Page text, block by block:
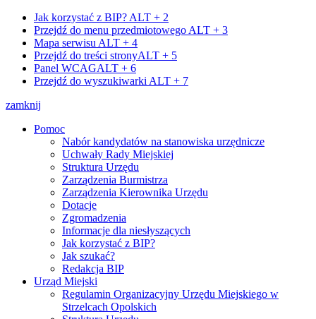
Jak korzystać z BIP? ALT + 2
Przejdź do menu przedmiotowego ALT + 3
Mapa serwisu ALT + 4
Przejdź do treści stronyALT + 5
Panel WCAGALT + 6
Przejdź do wyszukiwarki ALT + 7
zamknij
Pomoc
Nabór kandydatów na stanowiska urzędnicze
Uchwały Rady Miejskiej
Struktura Urzędu
Zarządzenia Burmistrza
Zarządzenia Kierownika Urzędu
Dotacje
Zgromadzenia
Informacje dla niesłyszących
Jak korzystać z BIP?
Jak szukać?
Redakcja BIP
Urząd Miejski
Regulamin Organizacyjny Urzędu Miejskiego w
Strzelcach Opolskich